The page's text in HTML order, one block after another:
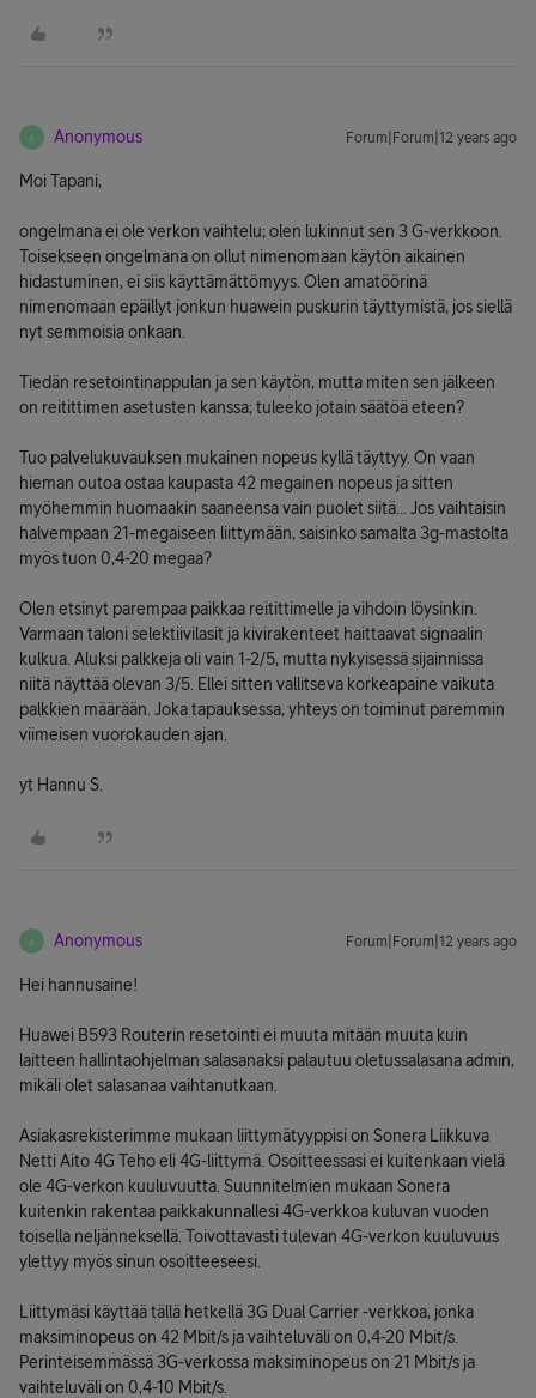
A Anonymous Forum|Forum|12 years ago
Moi Tapani,
ongelmana ei ole verkon vaihtelu; olen lukinnut sen 3 G-verkkoon.
Toisekseen ongelmana on ollut nimenomaan käytön aikainen
hidastuminen, ei siis käyttämättömyys. Olen amatöörinä
nimenomaan epäillyt jonkun huawein puskurin täyttymistä, jos siellä
nyt semmoisia onkaan.
Tiedän resetointinappulan ja sen käytön, mutta miten sen jälkeen
on reitittimen asetusten kanssa; tuleeko jotain säätöä eteen?
Tuo palvelukuvauksen mukainen nopeus kyllä täyttyy. On vaan
hieman outoa ostaa kaupasta 42 megainen nopeus ja sitten
myöhemmin huomaakin saaneensa vain puolet siitä... Jos vaihtaisin
halvempaan 21-megaiseen liittymään, saisinko samalta 3g-mastolta
myös tuon 0,4-20 megaa?
Olen etsinyt parempaa paikkaa reitittimelle ja vihdoin löysinkin.
Varmaan taloni selektiivilasit ja kivirakenteet haittaavat signaalin
kulkua. Aluksi palkkeja oli vain 1-2/5, mutta nykyisessä sijainnissa
niitä näyttää olevan 3/5. Ellei sitten vallitseva korkeapaine vaikuta
palkkien määrään. Joka tapauksessa, yhteys on toiminut paremmin
viimeisen vuorokauden ajan.
yt Hannu S.
A Anonymous Forum|Forum|12 years ago
Hei hannusaine!
Huawei B593 Routerin resetointi ei muuta mitään muuta kuin
laitteen hallintaohjelman salasanaksi palautuu oletussalasana admin,
mikäli olet salasanaa vaihtanutkaan.
Asiakasrekisterimme mukaan liittymätyyppisi on Sonera Liikkuva
Netti Aito 4G Teho eli 4G-liittymä. Osoitteessasi ei kuitenkaan vielä
ole 4G-verkon kuuluvuutta. Suunnitelmien mukaan Sonera
kuitenkin rakentaa paikkakunnallesi 4G-verkkoa kuluvan vuoden
toisella neljänneksellä. Toivottavasti tulevan 4G-verkon kuuluvuus
ylettyy myös sinun osoitteeseesi.
Liittymäsi käyttää tällä hetkellä 3G Dual Carrier -verkkoa, jonka
maksiminopeus on 42 Mbit/s ja vaihteluväli on 0,4-20 Mbit/s.
Perinteisemmässä 3G-verkossa maksiminopeus on 21 Mbit/s ja
vaihteluväli on 0,4-10 Mbit/s.